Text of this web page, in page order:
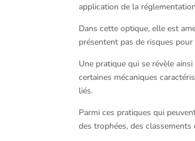
application de la
Dans cette optique, elle est
présentent pas de risques
Une pratique qui se révèle
certaines mécaniques
liés.
Parmi ces pratiques qui
des trophées, des